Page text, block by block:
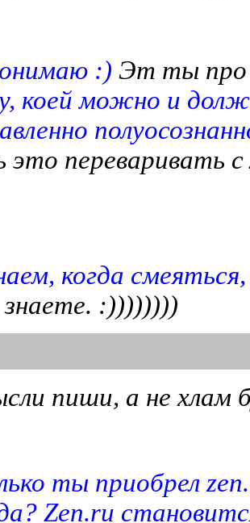
:) Эт ты
коей можно и
переваривать с
когда
:))))))))
пиши, а не хлам
ты приобрел
Zen.ru